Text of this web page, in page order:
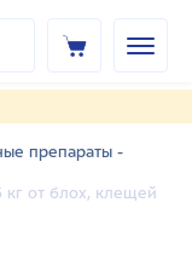
препараты -
кг от блох, клещей